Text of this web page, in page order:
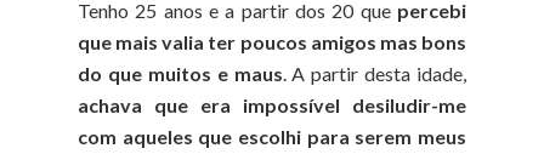
Tenho 25 anos e a partir dos 20 que percebi
que mais valia ter poucos amigos mas bons
do que muitos e maus . A partir desta idade,
achava que era impossível desiludir-me
com aqueles que escolhi para serem meus